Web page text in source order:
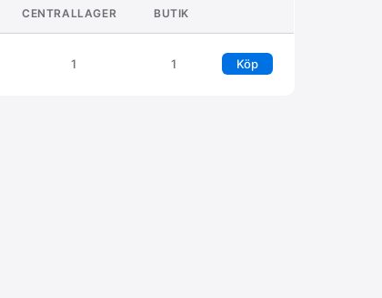
CENTRALLAGER BUTIK
1 1 Köp